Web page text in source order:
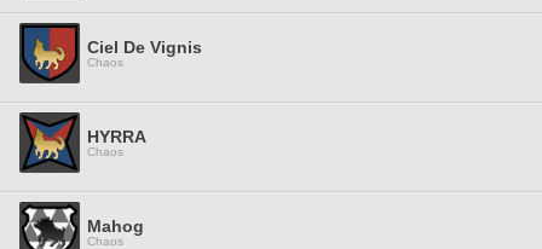
Ciel De Vignis
Chaos
HYRRA
Chaos
Mahog
Chaos